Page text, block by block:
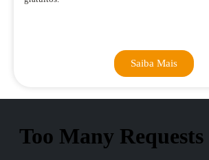
Saiba Mais